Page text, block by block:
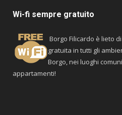
Wi-fi sempre gratuito
Borgo Filicardo è lieto
gratuita in tutti gli
Borgo, nei luoghi
appartamenti!